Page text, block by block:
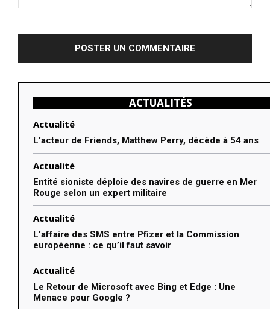
ACTUALITÉS
Actualité
L’acteur de Friends, Matthew Perry, décède à 54 ans
Actualité
Entité sioniste déploie des navires de guerre en Mer
Rouge selon un expert militaire
Actualité
L’affaire des SMS entre Pfizer et la Commission
européenne : ce qu’il faut savoir
Actualité
Le Retour de Microsoft avec Bing et Edge : Une
Menace pour Google ?